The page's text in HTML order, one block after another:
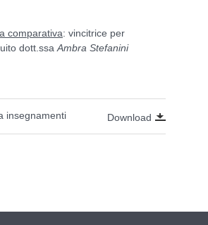
comparativa: vincitrice per
dott.ssa Ambra Stefanini
insegnamenti Download